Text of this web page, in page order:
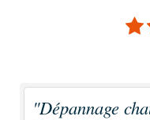
"Dépannage